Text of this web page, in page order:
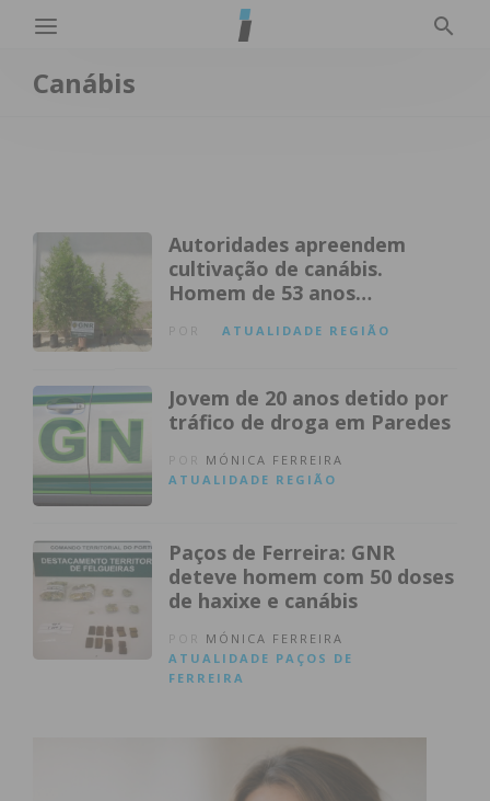
Canábis
Autoridades apreendem
cultivação de canábis.
Homem de 53 anos
ATUALIDADE REGIÃO
Jovem de 20 anos detido por
tráfico de droga em Paredes
MÓNICA FERREIRA
ATUALIDADE REGIÃO
Paços de Ferreira: GNR
deteve homem com 50 doses
de haxixe e canábis
MÓNICA FERREIRA
ATUALIDADE PAÇOS DE
FERREIRA